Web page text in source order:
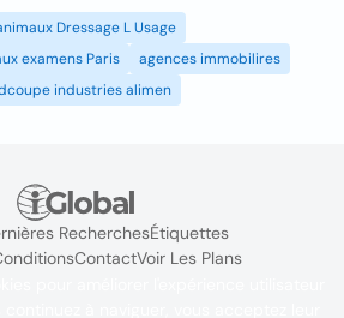
Dressage L Usage
examens Paris
agences immobilires
industries alimen
RecherchesÉtiquettes
ContactVoir Les Plans
continuez à naviguer, vous acceptez leur